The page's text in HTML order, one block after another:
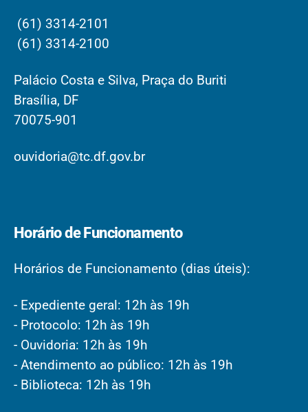
(61) 3314-2101
(61) 3314-2100
Palácio Costa e Silva, Praça do Buriti
Brasília, DF
70075-901
ouvidoria@tc.df.gov.br
Horário de Funcionamento
Horários de Funcionamento (dias úteis):
- Expediente geral: 12h às 19h
- Protocolo: 12h às 19h
- Ouvidoria: 12h às 19h
- Atendimento ao público: 12h às 19h
- Biblioteca: 12h às 19h